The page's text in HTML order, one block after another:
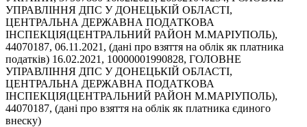
УПРАВЛІННЯ ДПС У ДОНЕЦЬКІЙ ОБЛАСТІ,
ЦЕНТРАЛЬНА ДЕРЖАВНА ПОДАТКОВА
ІНСПЕКЦІЯ(ЦЕНТРАЛЬНИЙ РАЙОН М.МАРІУПОЛЬ),
44070187, 06.11.2021, (дані про взяття на облік як платника
податків) 16.02.2021, 10000001990828, ГОЛОВНЕ
УПРАВЛІННЯ ДПС У ДОНЕЦЬКІЙ ОБЛАСТІ,
ЦЕНТРАЛЬНА ДЕРЖАВНА ПОДАТКОВА
ІНСПЕКЦІЯ(ЦЕНТРАЛЬНИЙ РАЙОН М.МАРІУПОЛЬ),
44070187, (дані про взяття на облік як платника єдиного
внеску)